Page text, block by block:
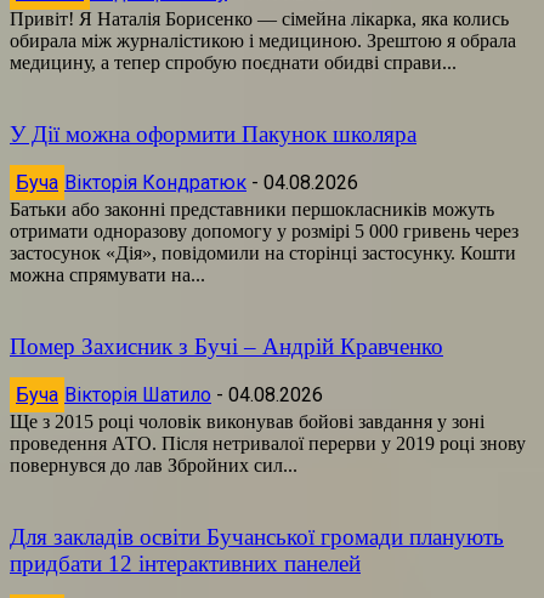
Привіт! Я Наталія Борисенко — сімейна лікарка, яка колись
обирала між журналістикою і медициною. Зрештою я обрала
медицину, а тепер спробую поєднати обидві справи...
У Дії можна оформити Пакунок школяра
Буча Вікторія Кондратюк - 04.08.2026
Батьки або законні представники першокласників можуть
отримати одноразову допомогу у розмірі 5 000 гривень через
застосунок «Дія», повідомили на сторінці застосунку. Кошти
можна спрямувати на...
Помер Захисник з Бучі – Андрій Кравченко
Буча Вікторія Шатило - 04.08.2026
Ще з 2015 році чоловік виконував бойові завдання у зоні
проведення АТО. Після нетривалої перерви у 2019 році знову
повернувся до лав Збройних сил...
Для закладів освіти Бучанської громади планують
придбати 12 інтерактивних панелей